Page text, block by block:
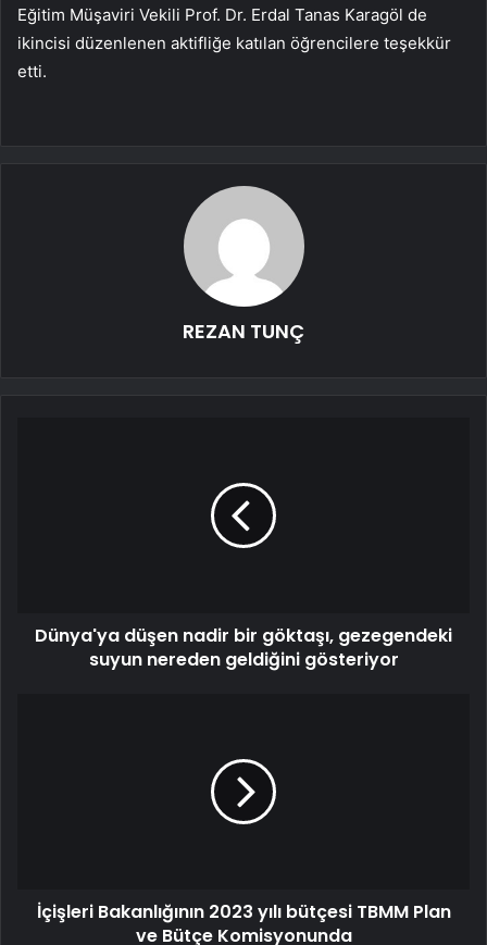
Eğitim Müşaviri Vekili Prof. Dr. Erdal Tanas Karagöl de
ikincisi düzenlenen aktifliğe katılan öğrencilere teşekkür
etti.
REZAN TUNÇ
Dünya'ya düşen nadir bir göktaşı, gezegendeki
suyun nereden geldiğini gösteriyor
İçişleri Bakanlığının 2023 yılı bütçesi TBMM Plan
ve Bütçe Komisyonunda